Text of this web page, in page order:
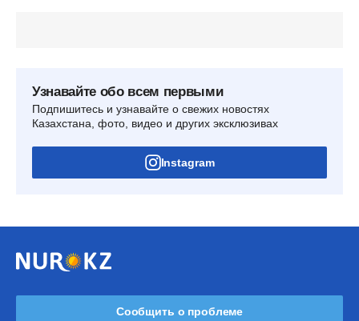
Узнавайте обо всем первыми
Подпишитесь и узнавайте о свежих новостях
Казахстана, фото, видео и других эксклюзивах
Instagram
Сообщить о проблеме